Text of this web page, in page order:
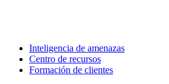
Inteligencia de amenazas
Centro de recursos
Formación de clientes